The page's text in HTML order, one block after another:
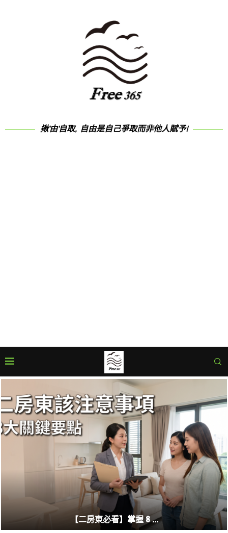
揪'由'自取, 自由是自己爭取而非他人賦予!
【二房東必看】掌握 8 ...